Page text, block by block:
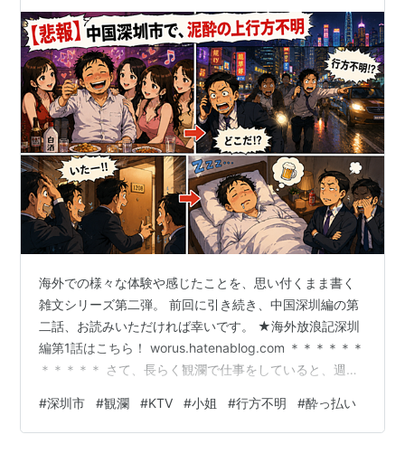
海外での様々な体験や感じたことを、思い付くまま書く
雑文シリーズ第二弾。 前回に引き続き、中国深圳編の第
二話、お読みいただければ幸いです。 ★海外放浪記深圳
編第1話はこちら！ worus.hatenablog.com ＊＊＊＊＊＊
＊＊＊＊＊ さて、長らく観瀾で仕事をしていると、週末
区には、スナックのような店がたくさんあった。 いわゆ
るカラオケ（KTV）である。 日本人を相手にする店も多
#深圳市 #観瀾 #KTV #小姐 #行方不明 #酔っ払い